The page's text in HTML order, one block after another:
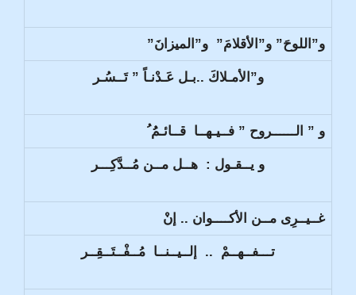
و”اللوحَ” و”الأقلامَ” و”الميزانَ”
و”الأمـلاكَ ..بـل عَـدْنـاً ” تَــسُـر
و ” الــــــروح ” فــيـهــا قــائـمُُ ُ
و يــقـول : هــل مــن مُــدَّكِـــر
غــيــرِى مــن الأكــــوان .. إنْ
تـــفــهــمْ .. إلــيــنــا مُــفْــتَــقِــر